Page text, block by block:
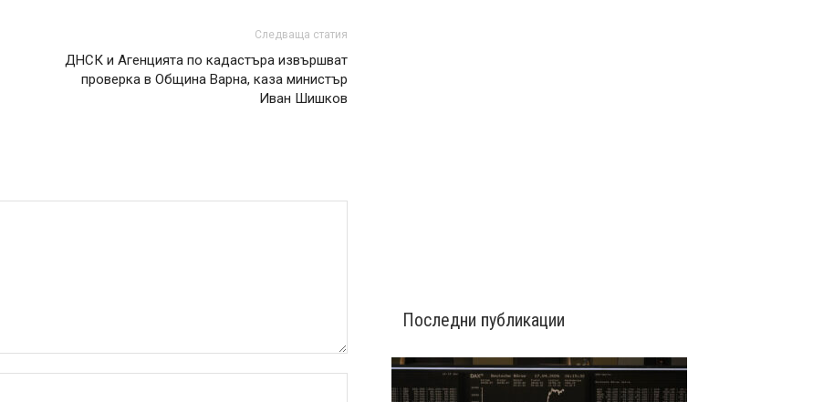
Следваща статия
ДНСК и Агенцията по кадастъра извършват
проверка в Община Варна, каза министър
Иван Шишков
Последни публикации